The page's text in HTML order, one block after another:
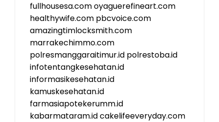
fullhousesa.comoyaguerefineart.com
healthywife.com pbcvoice.com
amazingtimlocksmith.com
marrakechimmo.com
polresmanggaraitimur.id polrestoba.id
infotentangkesehatan.id
informasikesehatan.id
kamuskesehatan.id
farmasiapotekerumm.id
kabarmataram.idcakelifeeveryday.com